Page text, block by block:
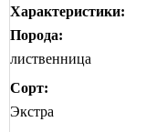
Характеристики:
Порода:
лиственница
Сорт:
Экстра